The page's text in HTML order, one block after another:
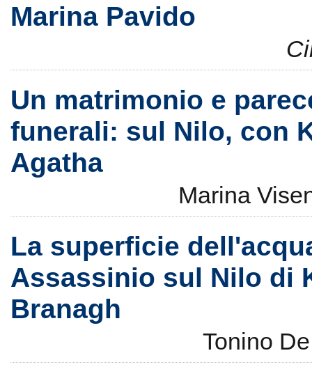
Marina Pavido
Un matrimonio e
funerali: sul Nilo, con
Agatha
Marina
La superficie
Assassinio sul Nilo di
Branagh
Tonino